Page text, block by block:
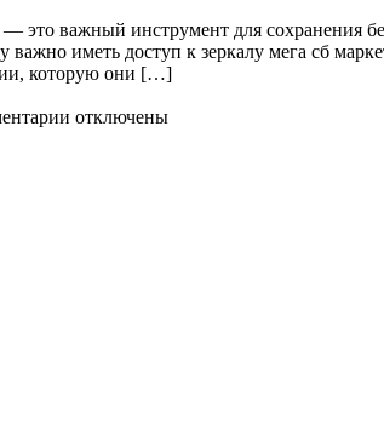
— это важный инструмент для
иметь доступ к зеркалу мега сб
которую они […]
отключены